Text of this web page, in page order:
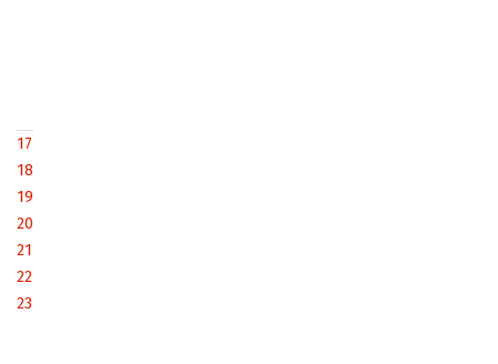
17
18
19
20
21
22
23